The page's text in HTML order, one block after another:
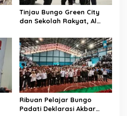
Tinjau Bungo Green City
dan Sekolah Rakyat, Al
Pendidikan dan
Infrastruktur
Ribuan Pelajar Bungo
Padati Deklarasi Akbar